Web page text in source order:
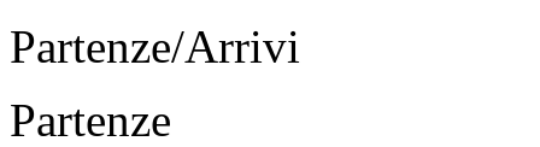
Partenze/Arrivi
Partenze